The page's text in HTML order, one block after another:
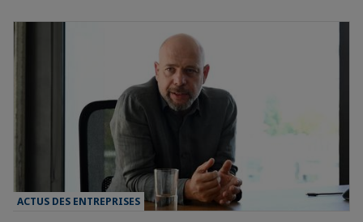
ACTUS DES ENTREPRISES